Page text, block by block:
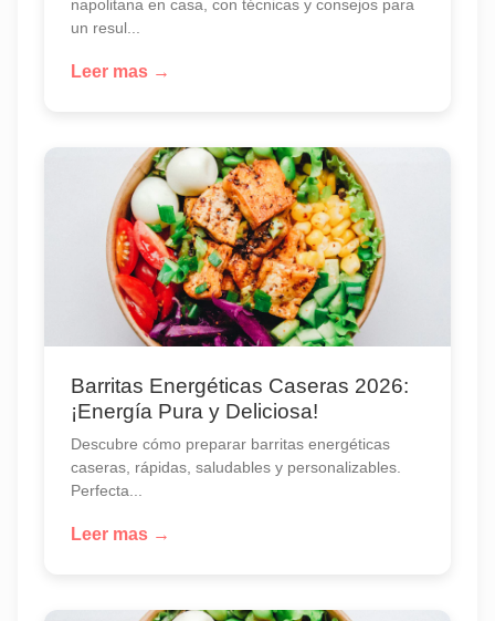
napolitana en casa, con técnicas y consejos para
un resul...
Leer mas →
Barritas Energéticas Caseras 2026:
¡Energía Pura y Deliciosa!
Descubre cómo preparar barritas energéticas
caseras, rápidas, saludables y personalizables.
Perfecta...
Leer mas →